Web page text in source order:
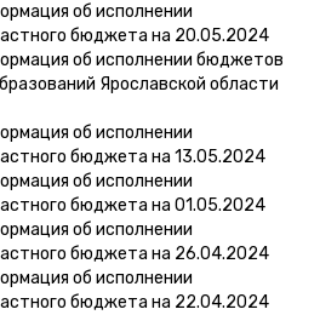
об исполнении
бюджета на 20.05.2024
об исполнении бюджетов
Ярославской области
об исполнении
бюджета на 13.05.2024
об исполнении
бюджета на 01.05.2024
об исполнении
бюджета на 26.04.2024
об исполнении
бюджета на 22.04.2024